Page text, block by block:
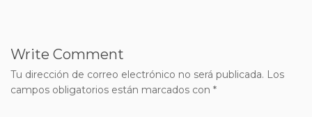
Write Comment
Tu dirección de correo electrónico no será publicada. Los
campos obligatorios están marcados con *